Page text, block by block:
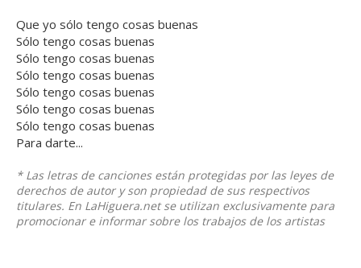
Que yo sólo tengo cosas buenas
Sólo tengo cosas buenas
Sólo tengo cosas buenas
Sólo tengo cosas buenas
Sólo tengo cosas buenas
Sólo tengo cosas buenas
Sólo tengo cosas buenas
Para darte...
* Las letras de canciones están protegidas por las leyes de
derechos de autor y son propiedad de sus respectivos
titulares. En LaHiguera.net se utilizan exclusivamente para
promocionar e informar sobre los trabajos de los artistas